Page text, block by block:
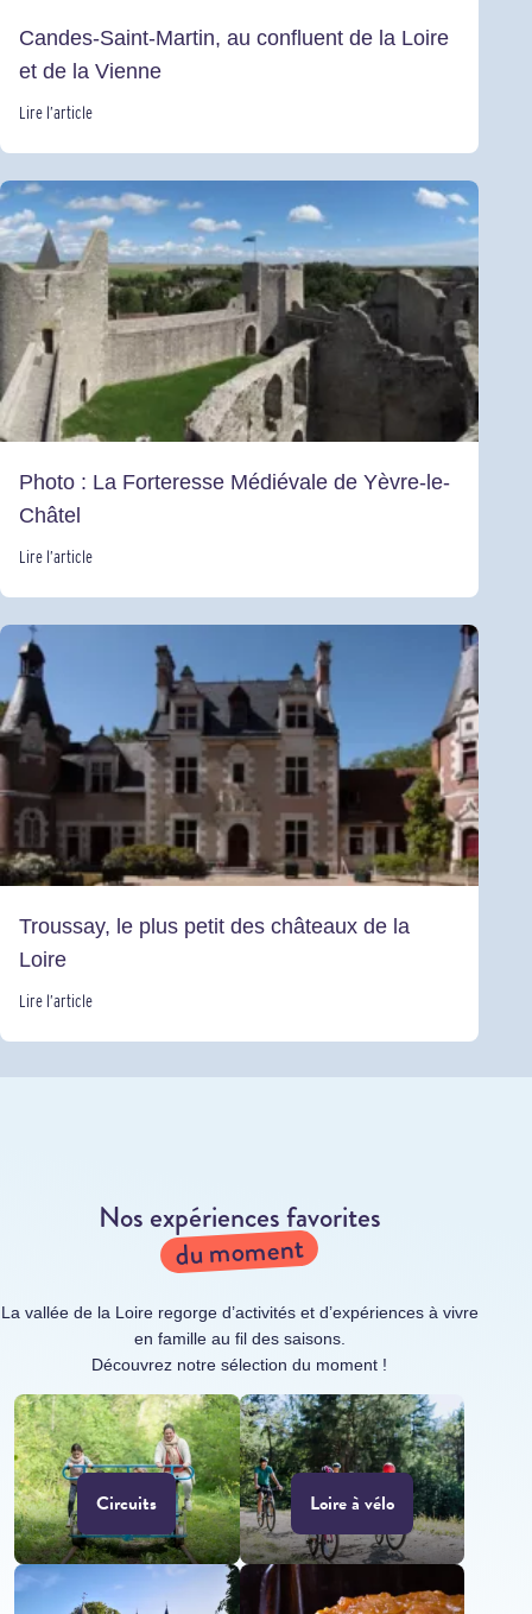
Candes-Saint-Martin, au confluent de la Loire
et de la Vienne
Lire l’article
Photo : La Forteresse Médiévale de Yèvre-le-
Châtel
Lire l’article
Troussay, le plus petit des châteaux de la
Loire
Lire l’article
Nos expériences favorites
du moment
La vallée de la Loire regorge d’activités et d’expériences à vivre
en famille au fil des saisons.
Découvrez notre sélection du moment !
Circuits Loire à vélo